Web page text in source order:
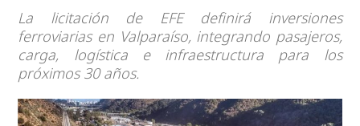
La licitación de EFE definirá inversiones
ferroviarias en Valparaíso, integrando pasajeros,
carga, logística e infraestructura para los
próximos 30 años.